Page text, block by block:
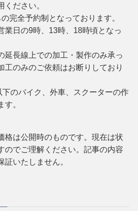
ください。
完全予約制となっております。
業日の9時、13時、18時頃となっ
延長線上での加工・製作のみ承っ
工のみのご依頼はお断りしており
のバイク、外車、スクーターの作
。
格は公開時のものです。現在は状
のでご理解ください。記事の内容
いたしません。